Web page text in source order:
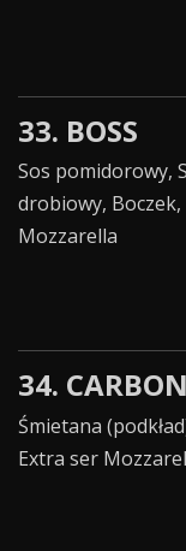
33. BOSS
Sos pomidorowy,
drobiowy,
Mozzarella
34.
Śmietana
Extra ser